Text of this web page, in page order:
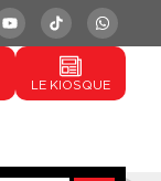
LE KIOSQUE